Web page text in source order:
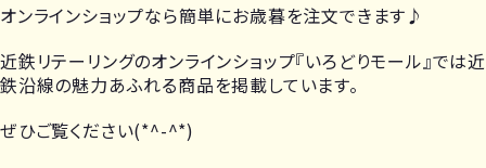
オンラインショップなら簡単にお歳暮を注文できます♪
近鉄リテーリングのオンラインショップ『いろどりモール』では近
鉄沿線の魅力あふれる商品を掲載しています。
ぜひご覧ください(*^-^*)